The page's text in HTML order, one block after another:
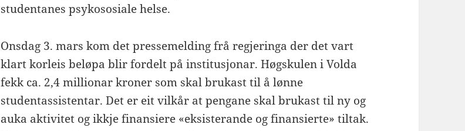
studentanes psykososiale helse.
Onsdag 3. mars kom det pressemelding frå regjeringa der det vart
klart korleis beløpa blir fordelt på institusjonar. Høgskulen i Volda
fekk ca. 2,4 millionar kroner som skal brukast til å lønne
studentassistentar. Det er eit vilkår at pengane skal brukast til ny og
auka aktivitet og ikkje finansiere «eksisterande og finansierte» tiltak.